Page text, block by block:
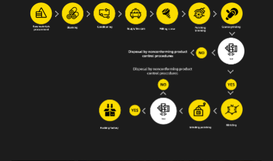
sistema di controllo qualità internazionale ISO9002, i
prodotti sono in linea con gli standard internazionali.
Anche il cilindro a vite in lega a base di nichel GⅡ 113
(ultimo acciaio 3#) è uno dei nostri primi prodotti; è
applicabile per la saldatura di bimetalli in lega (PTA).
Oltre a fornire apparecchiature di bilancia per aziende
produttrici di macchinari completi all'estero, siamo anche
un fornitore leader che offre servizi OEM, assistenza per